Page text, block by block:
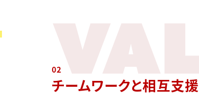
02
チームワークと相互支援